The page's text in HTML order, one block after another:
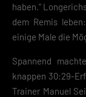
haben.“
dem Remis
einige Male die
Spannend
knappen 30:29-
Trainer Manuel